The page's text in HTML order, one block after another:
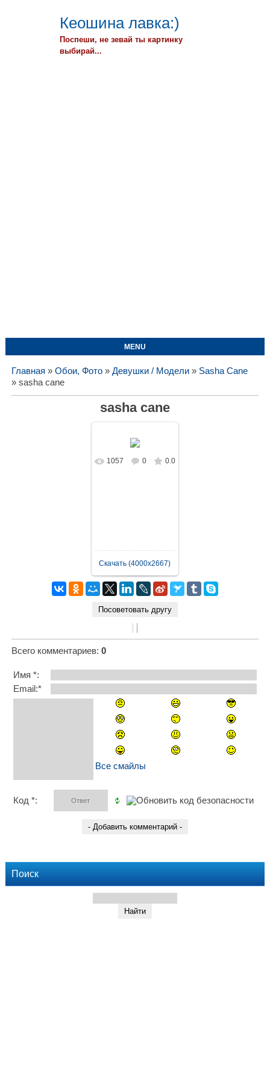
Кеошина лавка:)
Поспеши, не зевай ты картинку
выбирай...
MENU
Главная » Обои, Фото» Девушки / Модели» Sasha Cane
» sasha cane
sasha cane
В реальном
1057 0 0.0
Скачать (4000x2667)
Всего комментариев: 0
Имя *:
Email:*
Все смайлы
Код *:
Поиск